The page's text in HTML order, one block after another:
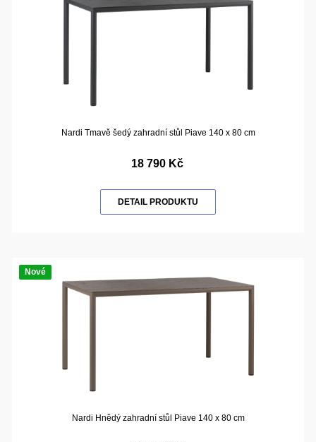
Nardi Tmavě šedý zahradní stůl Piave 140 x 80 cm
18 790 Kč
DETAIL PRODUKTU
Nové
Nardi Hnědý zahradní stůl Piave 140 x 80 cm